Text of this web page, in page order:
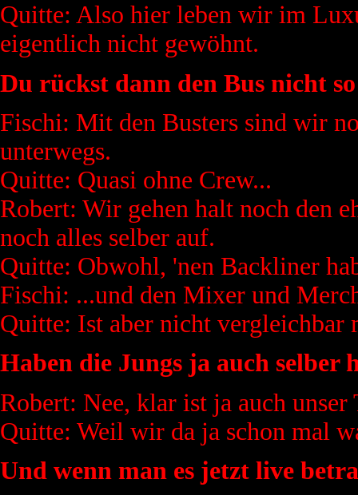
Quitte: Also hier leben wir im
eigentlich nicht gewöhnt.
Du rückst dann den Bus nicht
Fischi: Mit den Busters sind wir
unterwegs.
Quitte: Quasi ohne Crew...
Robert: Wir gehen halt noch den
noch alles selber auf.
Quitte: Obwohl, 'nen Backliner
Fischi: ...und den Mixer und
Quitte: Ist aber nicht
Haben die Jungs ja auch selber
Robert: Nee, klar ist ja auch
Quitte: Weil wir da ja schon mal
Und wenn man es jetzt live